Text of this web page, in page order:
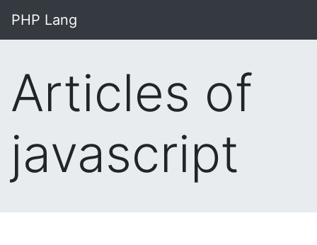
PHP Lang
Articles of
javascript